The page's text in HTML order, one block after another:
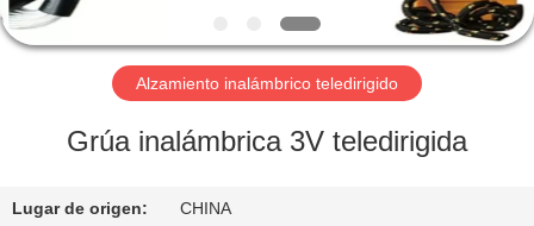
VISITA
Alzamiento inalámbrico teledirigido
Grúa inalámbrica 3V teledirigida
Lugar de origen: CHINA